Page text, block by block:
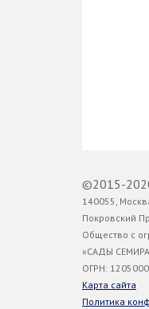
©2015-
140055,
Покровский
Общество с
«САДЫ
ОГРН:
Карта сайта
Политика